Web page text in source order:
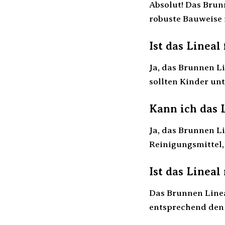
Absolut! Das
robuste
Ist das
Ja, das Brunnen
sollten Kinder
Kann ich das
Ja, das Brunnen
Reinigungsmittel,
Ist das Lineal
Das Brunnen
entsprechend